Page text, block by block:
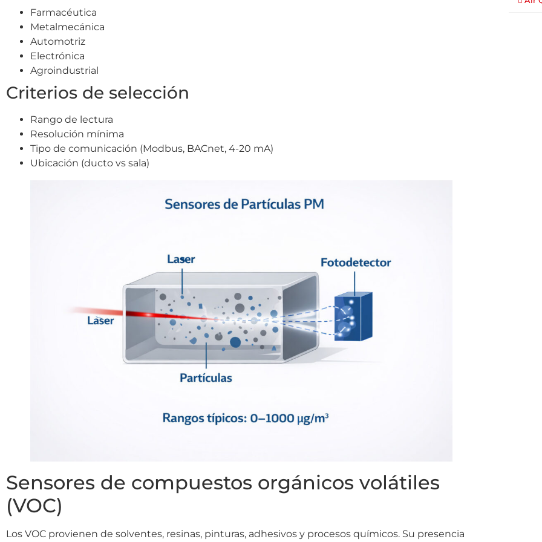
Farmacéutica
Metalmecánica
Automotriz
Electrónica
Agroindustrial
Criterios de selección
Rango de lectura
Resolución mínima
Tipo de comunicación (Modbus, BACnet, 4-20 mA)
Ubicación (ducto vs sala)
Sensores de compuestos orgánicos volátiles
(VOC)
Los VOC provienen de solventes, resinas, pinturas, adhesivos y procesos químicos. Su presencia